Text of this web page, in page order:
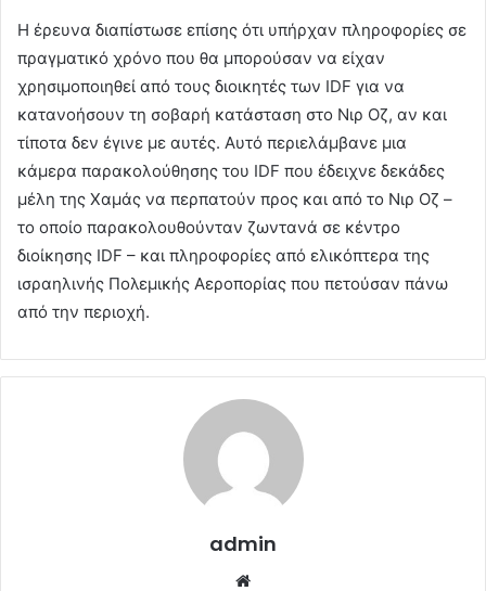
Η έρευνα διαπίστωσε επίσης ότι υπήρχαν πληροφορίες σε
πραγματικό χρόνο που θα μπορούσαν να είχαν
χρησιμοποιηθεί από τους διοικητές των IDF για να
κατανοήσουν τη σοβαρή κατάσταση στο Νιρ Οζ, αν και
τίποτα δεν έγινε με αυτές. Αυτό περιελάμβανε μια
κάμερα παρακολούθησης του IDF που έδειχνε δεκάδες
μέλη της Χαμάς να περπατούν προς και από το Νιρ Οζ –
το οποίο παρακολουθούνταν ζωντανά σε κέντρο
διοίκησης IDF – και πληροφορίες από ελικόπτερα της
ισραηλινής Πολεμικής Αεροπορίας που πετούσαν πάνω
από την περιοχή.
admin